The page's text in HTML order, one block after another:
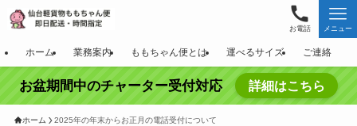
お電話 メニュー
ホーム 業務案内 ももちゃん便とは 運べるサイズ ご連絡
お盆期間中のチャーター受付対応 詳細はこちら
ホーム 2025年の年末からお正月の電話受付について